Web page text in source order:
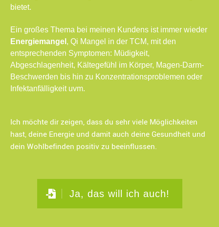
bietet.
Ein großes Thema bei meinen Kundens ist immer wieder
Energiemangel , Qi Mangel in der TCM, mit den
entsprechenden Symptomen: Müdigkeit,
Abgeschlagenheit, Kältegefühl im Körper, Magen-Darm-
Beschwerden bis hin zu Konzentrationsproblemen oder
Infektanfälligkeit uvm.
Ich möchte dir zeigen, dass du sehr viele Möglichkeiten
hast, deine Energie und damit auch deine Gesundheit und
dein Wohlbefinden positiv zu beeinflussen.
Ja, das will ich auch!